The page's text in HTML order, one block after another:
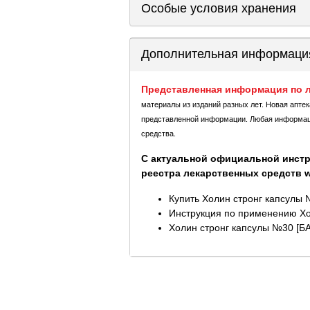
Особые условия хранения
Дополнительная
Представленная информация по
материалы из изданий разных лет. Новая
представленной информации. Любая
средства.
С актуальной официальной
реестра лекарственных средств
Купить Холин стронг
Инструкция по применению
Холин стронг капсулы №30